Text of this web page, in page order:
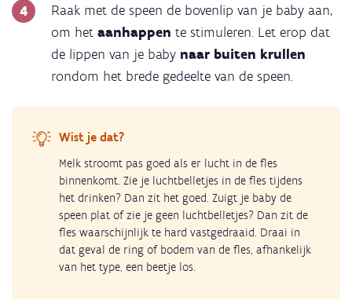
Raak met de speen de bovenlip van je baby aan,
om het aanhappen te stimuleren. Let erop dat
de lippen van je baby naar buiten krullen
rondom het brede gedeelte van de speen.
Wist je dat?
Melk stroomt pas goed als er lucht in de fles
binnenkomt. Zie je luchtbelletjes in de fles tijdens
het drinken? Dan zit het goed. Zuigt je baby de
speen plat of zie je geen luchtbelletjes? Dan zit de
fles waarschijnlijk te hard vastgedraaid. Draai in
dat geval de ring of bodem van de fles, afhankelijk
van het type, een beetje los.